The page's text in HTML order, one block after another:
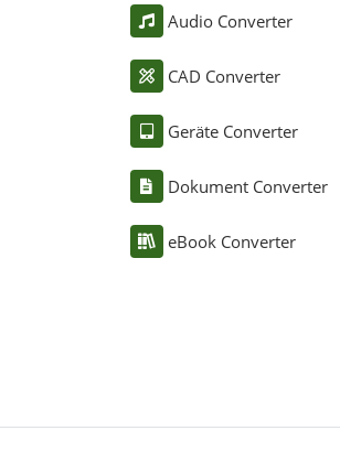
Audio Converter
CAD Converter
Geräte Converter
Dokument Converter
eBook Converter